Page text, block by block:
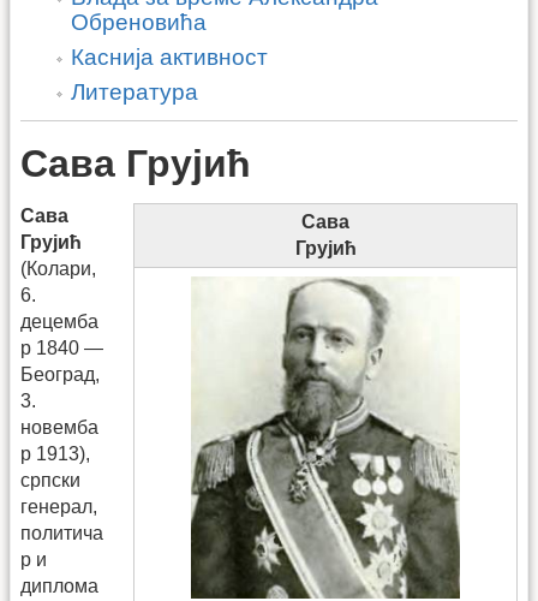
Обреновића
Каснија активност
Литература
Сава Грујић
Сава
Грујић
Сава
Грујић
(Колари,
6.
децемба
р 1840 —
Београд,
3.
новемба
р 1913),
српски
генерал,
политича
р и
диплома